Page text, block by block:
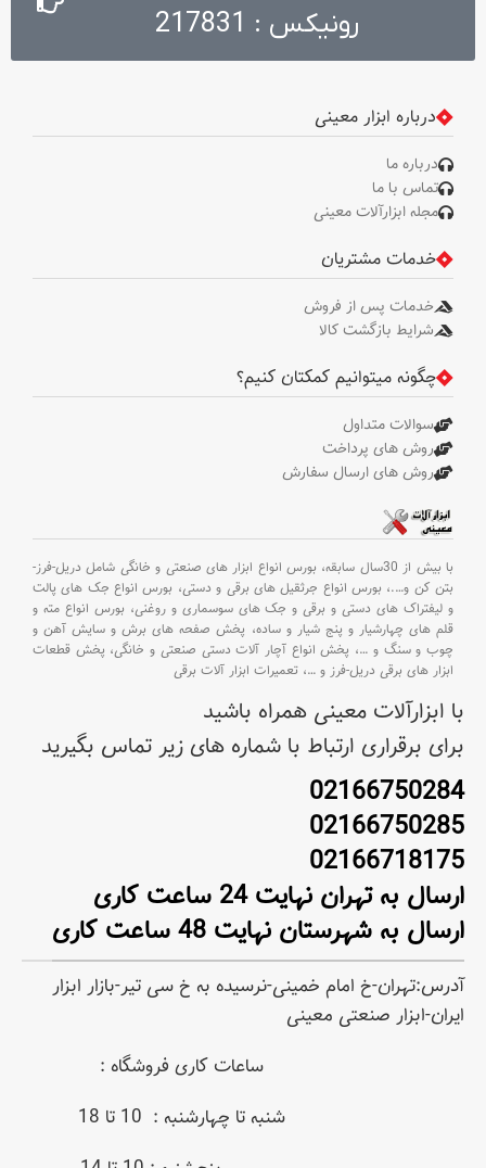
ظرفیت سه نظام : 13 میلی متر .
متعلقات : دسته جانبی طراحی شده
رونیکس : 217831
درباره ابزار معینی
درباره ما
تماس با ما
مجله ابزارآلات معینی
خدمات مشتریان
خدمات پس از فروش
شرایط بازگشت کالا
چگونه میتوانیم کمکتان کنیم؟
سوالات متداول
روش های پرداخت
روش های ارسال سفارش
با بیش از 30سال سابقه،
بورس انواع ابزار های صنعتی و خانگی شامل دریل-فرز-
بتن کن و….، بورس انواع جرثقیل های برقی و دستی، بورس انواع جک های پالت
و لیفتراک های دستی و برقی و جک های سوسماری و روغنی، بورس انواع مته و
قلم های چهارشیار و پنج شیار و ساده، پخش صفحه های برش و سایش آهن و
چوب و سنگ و …، پخش انواع آچار آلات دستی صنعتی و خانگی، پخش قطعات
ابزار های برقی دریل-فرز و …، تعمیرات ابزار آلات برقی
با ابزارآلات معینی همراه باشید
برای برقراری ارتباط با شماره های زیر تماس بگیرید
02166750284
02166750285
02166718175
ارسال به تهران نهایت 24 ساعت کاری
ارسال به شهرستان نهایت 48 ساعت کاری
آدرس:تهران-خ امام خمینی-نرسیده به خ سی تیر-بازار ابزار
ایران-ابزار صنعتی معینی
ساعات کاری فروشگاه :
شنبه تا چهارشنبه : 10 تا 18